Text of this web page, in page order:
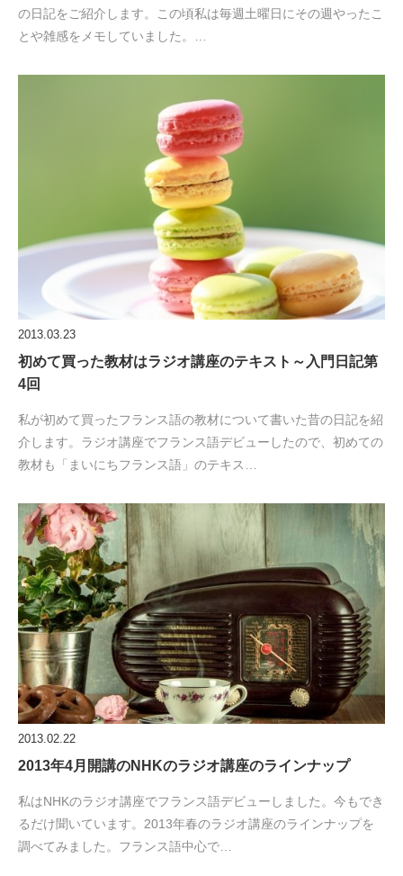
の日記をご紹介します。この頃私は毎週土曜日にその週やったこ
とや雑感をメモしていました。…
2013.03.23
初めて買った教材はラジオ講座のテキスト～入門日記第
4回
私が初めて買ったフランス語の教材について書いた昔の日記を紹
介します。ラジオ講座でフランス語デビューしたので、初めての
教材も「まいにちフランス語」のテキス…
2013.02.22
2013年4月開講のNHKのラジオ講座のラインナップ
私はNHKのラジオ講座でフランス語デビューしました。今もでき
るだけ聞いています。2013年春のラジオ講座のラインナップを
調べてみました。フランス語中心で…